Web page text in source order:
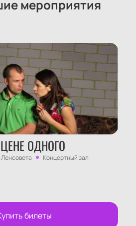
мероприятия
ОДНОГО
Концертный зал
билеты